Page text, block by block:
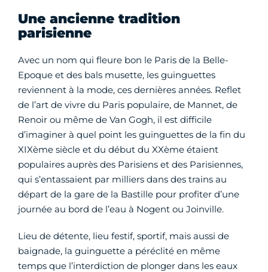
Une ancienne tradition
parisienne
Avec un nom qui fleure bon le Paris de la Belle-
Epoque et des bals musette, les guinguettes
reviennent à la mode, ces dernières années. Reflet
de l’art de vivre du Paris populaire, de Mannet, de
Renoir ou même de Van Gogh, il est difficile
d’imaginer à quel point les guinguettes de la fin du
XIXème siècle et du début du XXème étaient
populaires auprès des Parisiens et des Parisiennes,
qui s’entassaient par milliers dans des trains au
départ de la gare de la Bastille pour profiter d’une
journée au bord de l’eau à Nogent ou Joinville.
Lieu de détente, lieu festif, sportif, mais aussi de
baignade, la guinguette a péréclité en même
temps que l’interdiction de plonger dans les eaux